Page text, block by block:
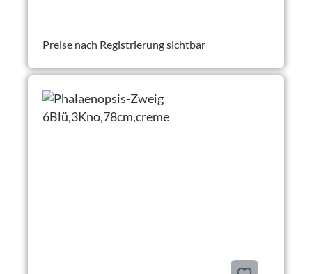
Preise nach Registrierung sichtbar